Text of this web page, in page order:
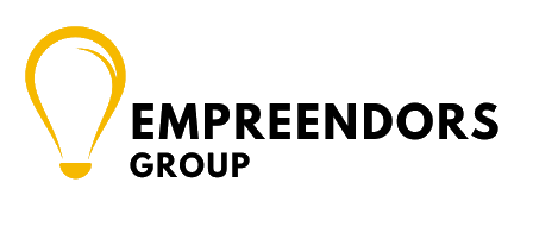
para
conteúdo